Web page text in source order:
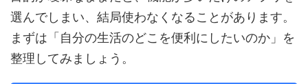
選んでしまい、結局使わなくなることがあります。
まずは「自分の生活のどこを便利にしたいのか」を
整理してみましょう。